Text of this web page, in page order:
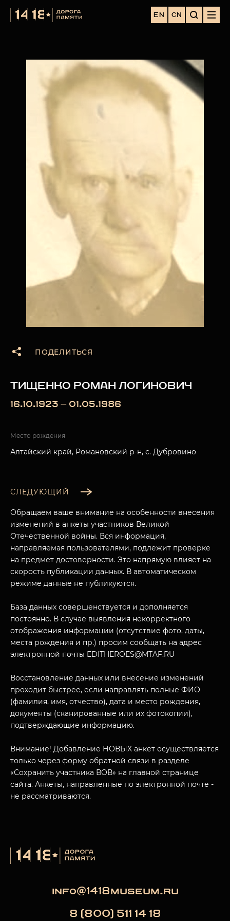
МУЗЕЙНЫЙ КОМПЛЕКС
ПОСЕТИТЕЛЯМ
О НАС
EN CN
ПОДЕЛИТЬСЯ
ТИЩЕНКО РОМАН ЛОГИНОВИЧ
16.10.1923 — 01.05.1986
Место рождения
Алтайский край, Романовский р-н, с. Дубровино
СЛЕДУЮЩИЙ
Обращаем ваше внимание на особенности внесения
изменений в анкеты участников Великой
Отечественной войны. Вся информация,
направляемая пользователями, подлежит проверке
на предмет достоверности. Это напрямую влияет на
скорость публикации данных. В автоматическом
режиме данные не публикуются.
База данных совершенствуется и дополняется
постоянно. В случае выявления некорректного
отображения информации (отсутствие фото, даты,
места рождения и пр.) просим сообщать на адрес
электронной почты EDITHEROES@MTAF.RU
Восстановление данных или внесение изменений
проходит быстрее, если направлять полные ФИО
(фамилия, имя, отчество), дата и место рождения,
документы (сканированные или их фотокопии),
подтверждающие информацию.
Внимание! Добавление НОВЫХ анкет осуществляется
только через форму обратной связи в разделе
«Сохранить участника ВОВ» на главной странице
сайта. Анкеты, направленные по электронной почте -
не рассматриваются.
info@1418museum.ru
8 (800) 511 14 18